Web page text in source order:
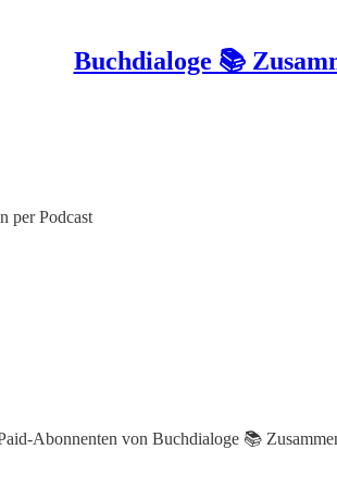
Buchdialoge 📚
per Podcast
Abonnenten von Buchdialoge 📚